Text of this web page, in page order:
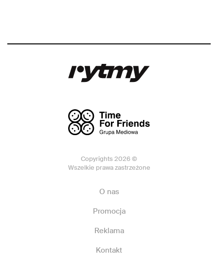
Copyrights 2026 ©
Wszelkie prawa zastrzeżone
O nas
Promocja
Reklama
Kontakt